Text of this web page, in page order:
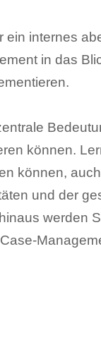
internes
in das
können.
können,
und der
werden